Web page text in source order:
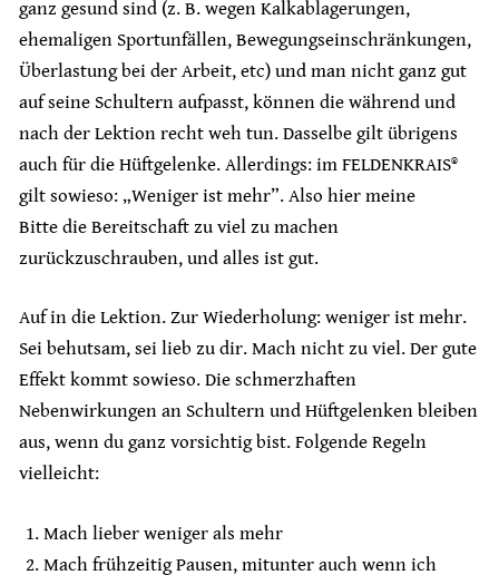
ganz gesund sind (z. B. wegen Kalkablagerungen,
ehemaligen Sportunfällen, Bewegungseinschränkungen,
Überlastung bei der Arbeit, etc) und man nicht ganz gut
auf seine Schultern aufpasst, können die während und
nach der Lektion recht weh tun. Dasselbe gilt übrigens
auch für die Hüftgelenke. Allerdings: im FELDENKRAIS®
gilt sowieso: „Weniger ist mehr”. Also hier meine
Bitte die Bereitschaft zu viel zu machen
zurückzuschrauben, und alles ist gut.
Auf in die Lektion. Zur Wiederholung: weniger ist mehr.
Sei behutsam, sei lieb zu dir. Mach nicht zu viel. Der gute
Effekt kommt sowieso. Die schmerzhaften
Nebenwirkungen an Schultern und Hüftgelenken bleiben
aus, wenn du ganz vorsichtig bist. Folgende Regeln
vielleicht:
Mach lieber weniger als mehr
Mach frühzeitig Pausen, mitunter auch wenn ich